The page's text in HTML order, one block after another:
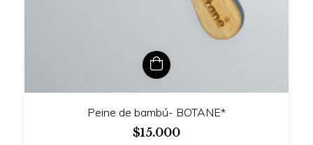
Peine de bambú- BOTANE*
$15.000